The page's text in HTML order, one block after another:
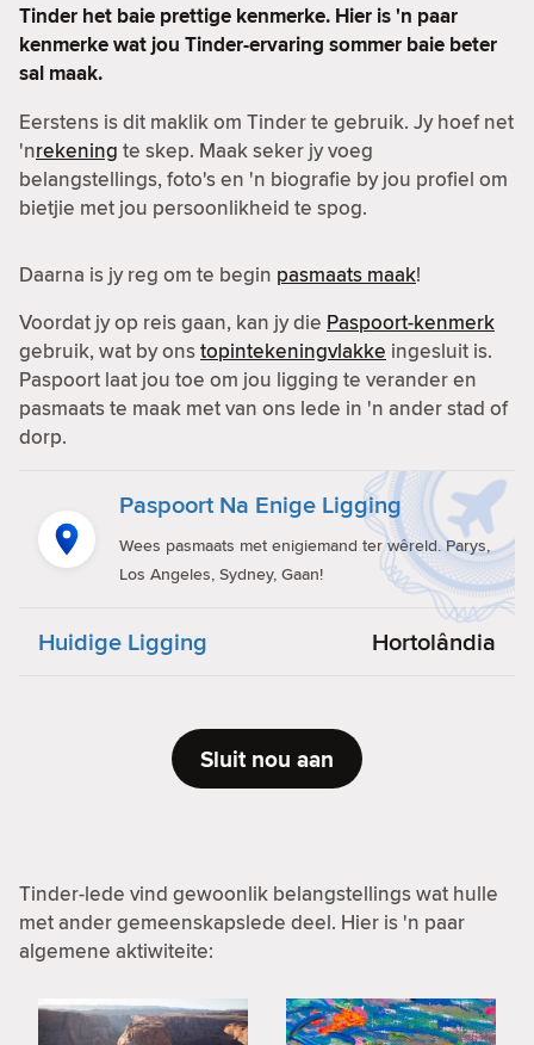
Tinder het baie prettige kenmerke. Hier is 'n paar
kenmerke wat jou Tinder-ervaring sommer baie beter
sal maak.
Eerstens is dit maklik om Tinder te gebruik. Jy hoef net
'nrekening te skep. Maak seker jy voeg
belangstellings, foto's en 'n biografie by jou profiel om
bietjie met jou persoonlikheid te spog.
Daarna is jy reg om te begin pasmaats maak!
Voordat jy op reis gaan, kan jy die Paspoort-kenmerk
gebruik, wat by onstopintekeningvlakke ingesluit is.
Paspoort laat jou toe om jou ligging te verander en
pasmaats te maak met van ons lede in 'n ander stad of
dorp.
Paspoort Na Enige Ligging
Wees pasmaats met enigiemand ter wêreld. Parys,
Los Angeles, Sydney, Gaan!
Huidige Ligging Hortolândia
Sluit nou aan
Tinder-lede vind gewoonlik belangstellings wat hulle
met ander gemeenskapslede deel. Hier is 'n paar
algemene aktiwiteite: